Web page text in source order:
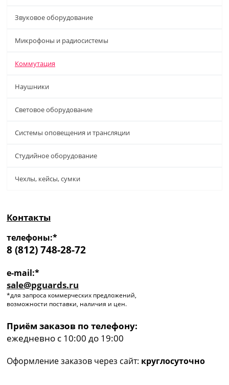
Звуковое оборудование
Микрофоны и радиосистемы
Коммутация
Наушники
Световое оборудование
Системы оповещения и трансляции
Студийное оборудование
Чехлы, кейсы, сумки
Контакты
телефоны:*
8 (812) 748-28-72
e-mail:*
sale@pguards.ru
*для запроса коммерческих предложений,
возможности поставки, наличия и цен.
Приём заказов по телефону:
ежедневно с 10:00 до 19:00
Оформление заказов через сайт: круглосуточно